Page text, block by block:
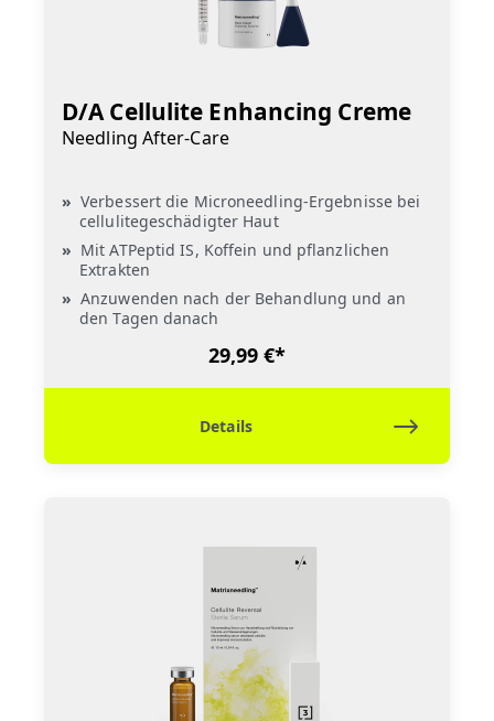
D/A Cellulite Enhancing Creme
Needling After-Care
Verbessert die Microneedling-Ergebnisse bei
cellulitegeschädigter Haut
Mit ATPeptid IS, Koffein und pflanzlichen
Extrakten
Anzuwenden nach der Behandlung und an
den Tagen danach
29,99 €*
Details